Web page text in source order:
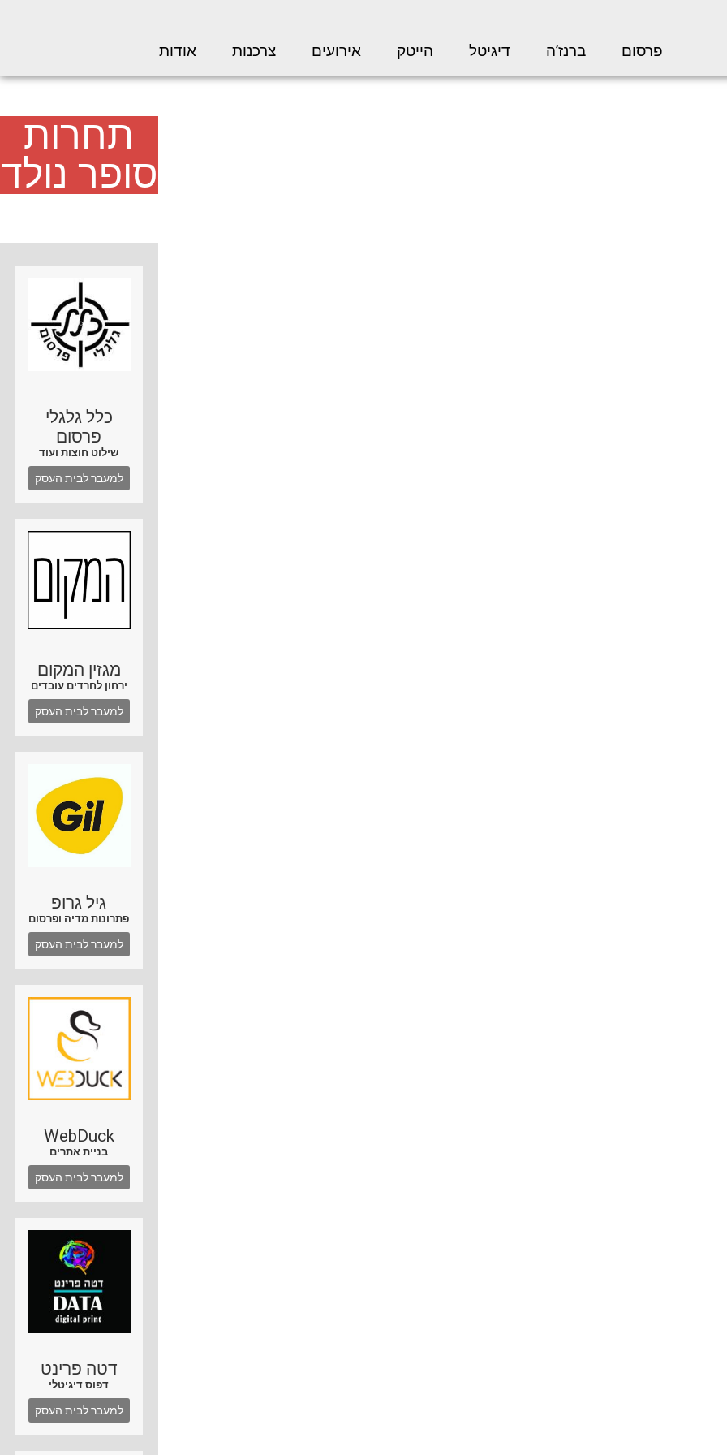
פרסום ברנז’ה דיגיטל הייטק אירועים צרכנות אודות
תחרות
סופר נולד
כלל גלגלי
פרסום
שילוט חוצות ועוד
למעבר לבית העסק
מגזין המקום
ירחון לחרדים עובדים
למעבר לבית העסק
גיל גרופ
פתרונות מדיה ופרסום
למעבר לבית העסק
WebDuck
בניית אתרים
למעבר לבית העסק
דטה פרינט
דפוס דיגיטלי
למעבר לבית העסק